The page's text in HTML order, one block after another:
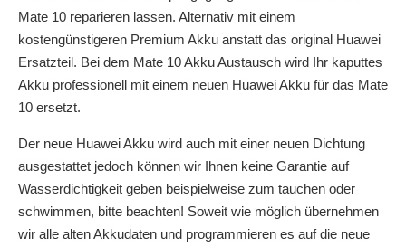
Mate 10 reparieren lassen. Alternativ mit einem
kostengünstigeren Premium Akku anstatt das original Huawei
Ersatzteil. Bei dem Mate 10 Akku Austausch wird Ihr kaputtes
Akku professionell mit einem neuen Huawei Akku für das Mate
10 ersetzt.
Der neue Huawei Akku wird auch mit einer neuen Dichtung
ausgestattet jedoch können wir Ihnen keine Garantie auf
Wasserdichtigkeit geben beispielweise zum tauchen oder
schwimmen, bitte beachten! Soweit wie möglich übernehmen
wir alle alten Akkudaten und programmieren es auf die neue